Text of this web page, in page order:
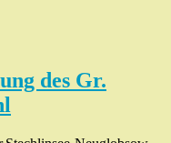
des Gr.